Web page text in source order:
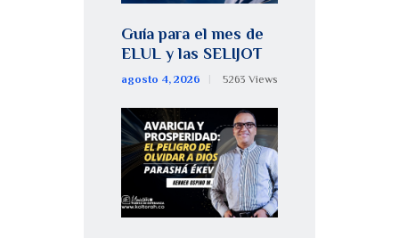
Guía para el mes de
ELUL y las SELIJOT
agosto 4, 2026 5263 Views